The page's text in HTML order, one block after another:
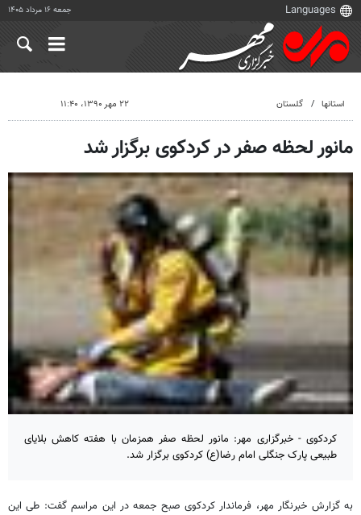
جمعه ۱۶ مرداد ۱۴۰۵
استانها گلستان ۲۲ مهر ۱۳۹۰، ۱۱:۴۰
مانور لحظه صفر در کردکوی برگزار شد
کردکوی - خبرگزاری مهر: مانور لحظه صفر همزمان با هفته کاهش بلایای
طبیعی پارک جنگلی امام رضا(ع) کردکوی برگزار شد.
به گزارش خبرنگار مهر، فرماندار کردکوی صبح جمعه در این مراسم گفت: طی این